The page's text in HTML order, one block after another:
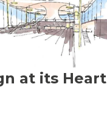
at its Heart